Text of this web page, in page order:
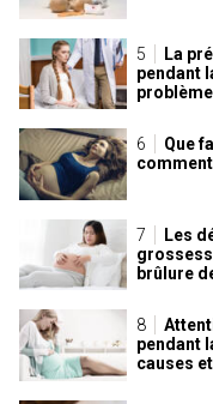
La
pendant
Que
Les
brûlure
pendant
causes